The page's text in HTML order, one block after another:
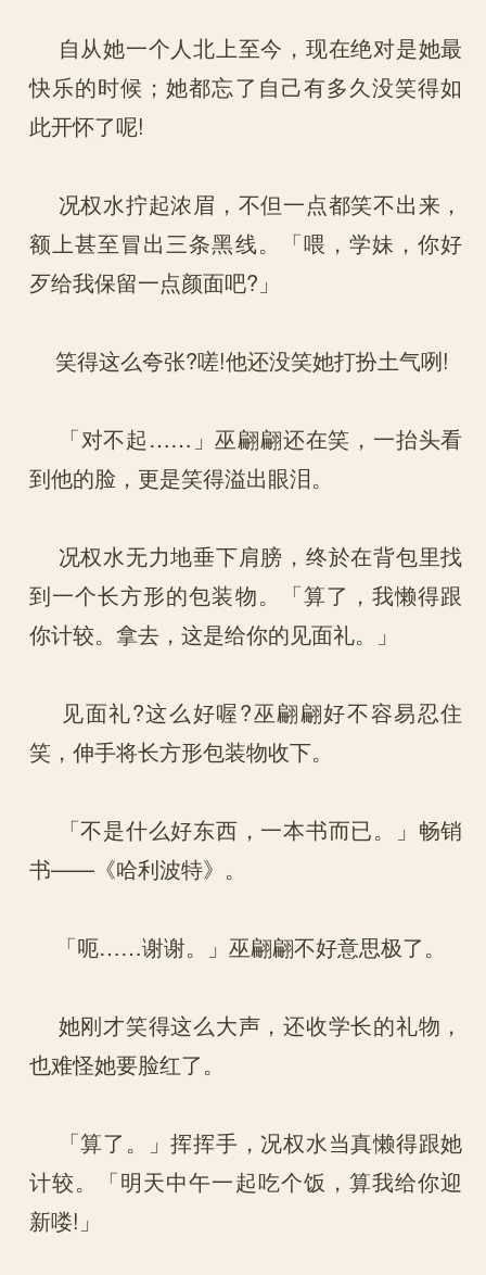
自从她一个人北上至今，现在绝对是她最
快乐的时候；她都忘了自己有多久没笑得如
此开怀了呢!
况权水拧起浓眉，不但一点都笑不出来，
额上甚至冒出三条黑线。「喂，学妹，你好
歹给我保留一点颜面吧?」
笑得这么夸张?嗟!他还没笑她打扮土气咧!
「对不起……」巫翩翩还在笑，一抬头看
到他的脸，更是笑得溢出眼泪。
况权水无力地垂下肩膀，终於在背包里找
到一个长方形的包装物。「算了，我懒得跟
你计较。拿去，这是给你的见面礼。」
见面礼?这么好喔?巫翩翩好不容易忍住
笑，伸手将长方形包装物收下。
「不是什么好东西，一本书而已。」畅销
书——《哈利波特》。
「呃……谢谢。」巫翩翩不好意思极了。
她刚才笑得这么大声，还收学长的礼物，
也难怪她要脸红了。
「算了。」挥挥手，况权水当真懒得跟她
计较。「明天中午一起吃个饭，算我给你迎
新喽!」